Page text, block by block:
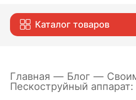
Каталог товаров
Главная — Блог —
Пескоструйный